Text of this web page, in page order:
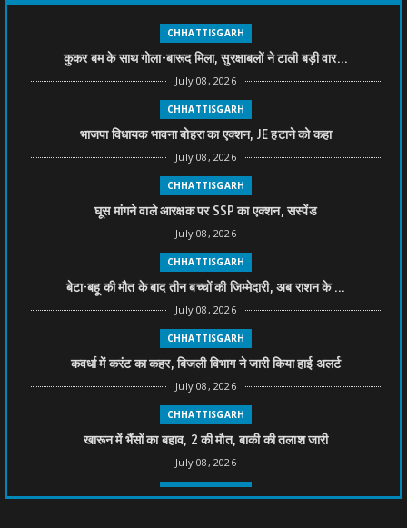
CHHATTISGARH
कुकर बम के साथ गोला-बारूद मिला, सुरक्षाबलों ने टाली बड़ी वार...
July 08, 2026
CHHATTISGARH
भाजपा विधायक भावना बोहरा का एक्शन, JE हटाने को कहा
July 08, 2026
CHHATTISGARH
घूस मांगने वाले आरक्षक पर SSP का एक्शन, सस्पेंड
July 08, 2026
CHHATTISGARH
बेटा-बहू की मौत के बाद तीन बच्चों की जिम्मेदारी, अब राशन के ...
July 08, 2026
CHHATTISGARH
कवर्धा में करंट का कहर, बिजली विभाग ने जारी किया हाई अलर्ट
July 08, 2026
CHHATTISGARH
खारून में भैंसों का बहाव, 2 की मौत, बाकी की तलाश जारी
July 08, 2026
CHHATTISGARH